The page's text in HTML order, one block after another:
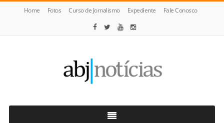
Home Fotos Curso de Jornalismo Expediente Fale Conosco
Notícias